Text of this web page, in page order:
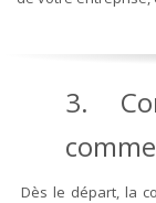
3.
Dès le départ, la